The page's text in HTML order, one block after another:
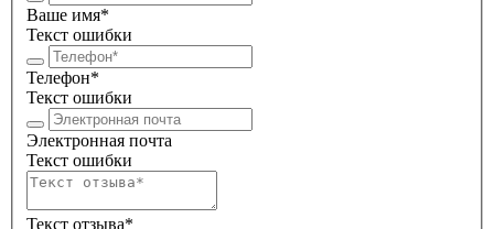
Ваше имя*
Текст ошибки
Телефон*
Текст ошибки
Электронная почта
Текст ошибки
Текст отзыва*